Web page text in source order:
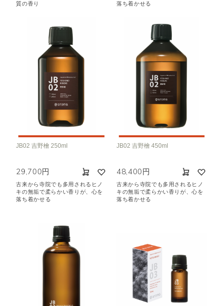
質の香り
落ち着かせる
JB02 吉野檜 250ml
29,700円
古来から寺院でも多用されるヒノ
キの無垢で柔らかい香りが、心を
落ち着かせる
JB02 吉野檜 450ml
48,400円
古来から寺院でも多用されるヒノ
キの無垢で柔らかい香りが、心を
落ち着かせる